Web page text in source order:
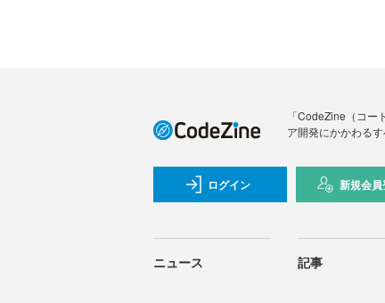
「CodeZine（コ
ア開発にかかわる
ログイン 新規会
ニュース 記事